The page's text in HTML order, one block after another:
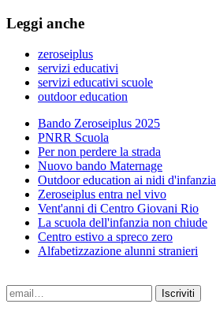
Leggi anche
zeroseiplus
servizi educativi
servizi educativi scuole
outdoor education
Bando Zeroseiplus 2025
PNRR Scuola
Per non perdere la strada
Nuovo bando Maternage
Outdoor education ai nidi d'infanzia
Zeroseiplus entra nel vivo
Vent'anni di Centro Giovani Rio
La scuola dell'infanzia non chiude
Centro estivo a spreco zero
Alfabetizzazione alunni stranieri